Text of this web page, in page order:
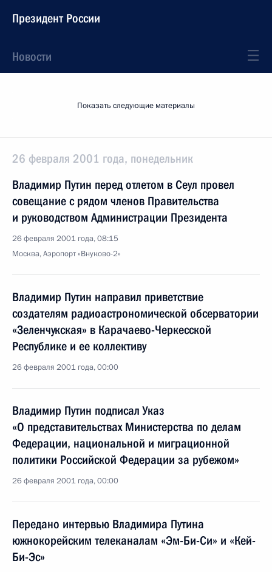
Президент России
Новости
Показать следующие материалы
26 февраля 2001 года, понедельник
Владимир Путин перед отлетом в Сеул провел
совещание с рядом членов Правительства
и руководством Администрации Президента
26 февраля 2001 года, 08:15
Москва, Аэропорт «Внуково-2»
Владимир Путин направил приветствие
создателям радиоастрономической обсерватории
«Зеленчукская» в Карачаево-Черкесской
Республике и ее коллективу
26 февраля 2001 года, 00:00
Владимир Путин подписал Указ
«О представительствах Министерства по делам
Федерации, национальной и миграционной
политики Российской Федерации за рубежом»
26 февраля 2001 года, 00:00
Передано интервью Владимира Путина
южнокорейским телеканалам «Эм-Би-Си» и «Кей-
Би-Эс»